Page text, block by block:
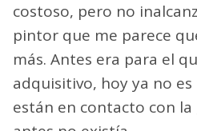
costoso, pero no
pintor que me parece
más. Antes era para el
adquisitivo, hoy ya no
están en contacto con